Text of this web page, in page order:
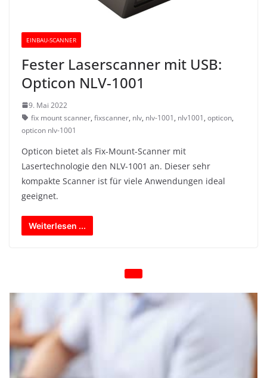
EINBAU-SCANNER
Fester Laserscanner mit USB:
Opticon NLV-1001
9. Mai 2022
fix mount scanner, fixscanner, nlv, nlv-1001, nlv1001, opticon,
opticon nlv-1001
Opticon bietet als Fix-Mount-Scanner mit
Lasertechnologie den NLV-1001 an. Dieser sehr
kompakte Scanner ist für viele Anwendungen ideal
geeignet.
Weiterlesen ...